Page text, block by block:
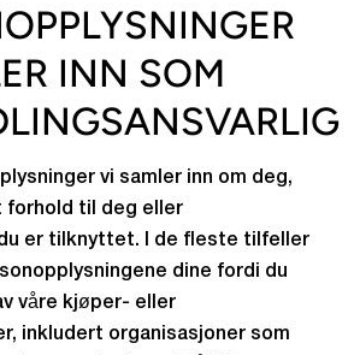
INN SOM
vi samler inn om deg,
forhold til deg eller
er tilknyttet. I de fleste tilfeller
dine fordi du
våre kjøper- eller
inkludert organisasjoner som